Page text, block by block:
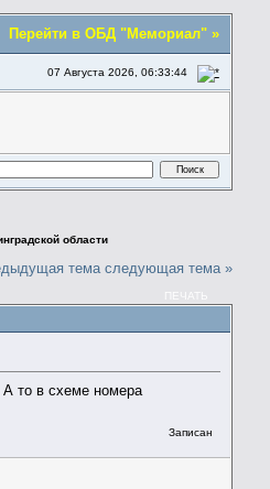
Перейти в ОБД "Мемориал" »
07 Августа 2026, 06:33:44
области
тема следующая тема »
ПЕЧАТЬ
то в схеме номера
Записан